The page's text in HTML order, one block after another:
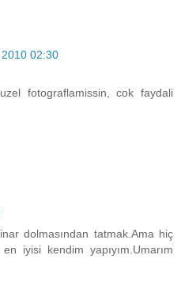
02:30
fotograflamissin, cok faydali
dolmasından tatmak.Ama hiç
iyisi kendim yapıyım.Umarım